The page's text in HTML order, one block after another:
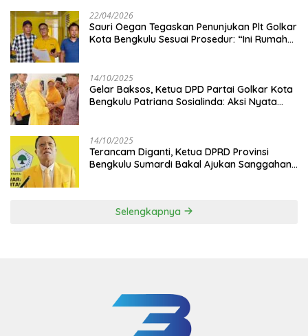
22/04/2026
Sauri Oegan Tegaskan Penunjukan Plt Golkar
Kota Bengkulu Sesuai Prosedur: “Ini Rumah
14/10/2025
‎Gelar Baksos, Ketua DPD Partai Golkar Kota
Bengkulu Patriana Sosialinda: Aksi Nyata
14/10/2025
Terancam Diganti, Ketua DPRD Provinsi
Bengkulu Sumardi Bakal Ajukan Sanggahan
Selengkapnya